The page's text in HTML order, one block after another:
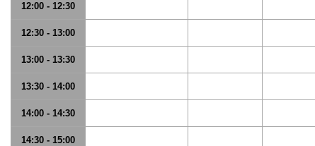
12:00 - 12:30
12:30 - 13:00
13:00 - 13:30
13:30 - 14:00
14:00 - 14:30
14:30 - 15:00